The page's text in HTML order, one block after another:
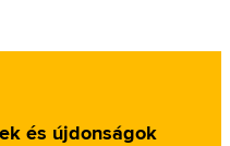
és újdonságok